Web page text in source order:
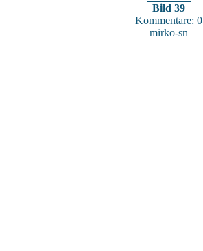
Bild 39
Kommentare: 0
mirko-sn